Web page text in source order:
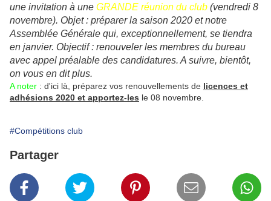
une invitation à une GRANDE réunion du club (vendredi 8
novembre). Objet : préparer la saison 2020 et notre
Assemblée Générale qui, exceptionnellement, se tiendra
en janvier. Objectif : renouveler les membres du bureau
avec appel préalable des candidatures. A suivre, bientôt,
on vous en dit plus.
A noter : d'ici là, préparez vos renouvellements de licences et
adhésions 2020 et apportez-les le 08 novembre.
#Compétitions club
Partager